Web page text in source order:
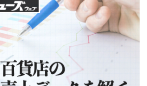
増と13カ月連続でプラスとなった。
高く推移し、ラグジュアリーブランド
ドのジャケットやブルゾンなど春物ア
先月と同様にハンドバッグや財布など
売上げが大きく伸び、各店独自のイベ